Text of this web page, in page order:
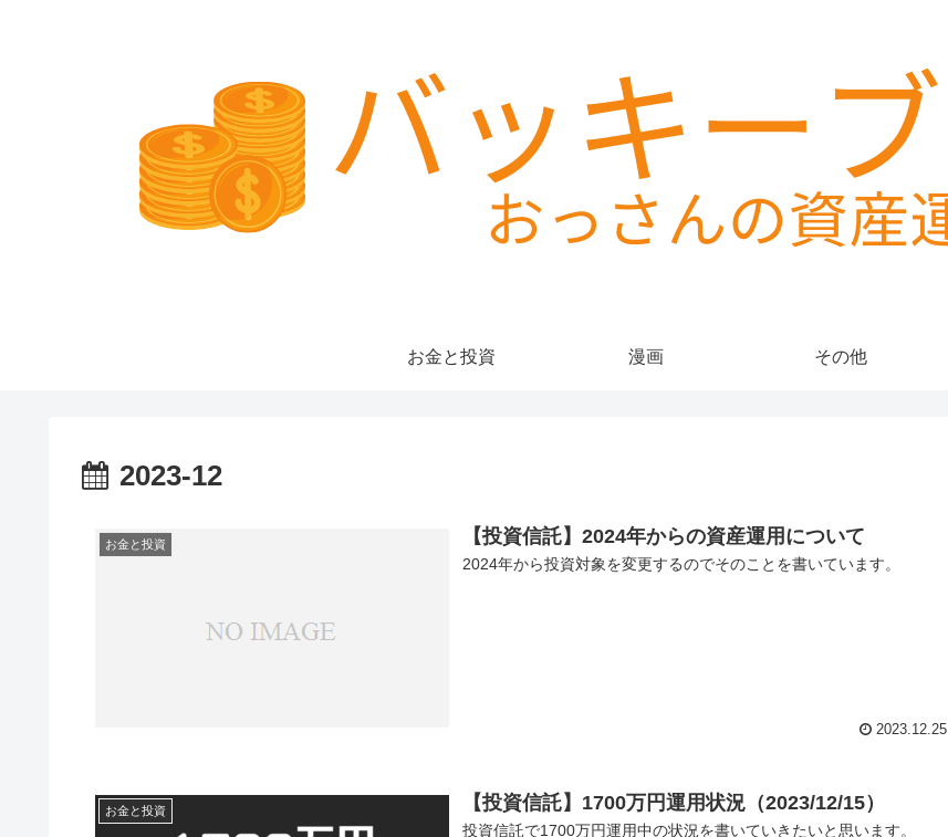
お金と投資 漫画 その他
2023-12
お金と投資 【投資信託】2024年からの資産運用について
2024年から投資対象を変更するのでそのことを書いています。
2023.12.25
お金と投資 【投資信託】1700万円運用状況（2023/12/15）
投資信託で1700万円運用中の状況を書いていきたいと思います。